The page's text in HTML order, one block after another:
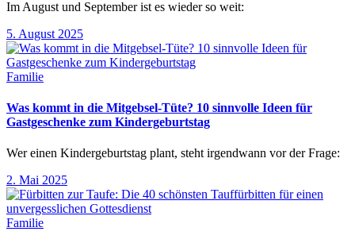
Im August und September ist es wieder so weit:
5. August 2025
Familie
Was kommt in die Mitgebsel-Tüte? 10 sinnvolle Ideen für
Gastgeschenke zum Kindergeburtstag
Wer einen Kindergeburtstag plant, steht irgendwann vor der Frage:
2. Mai 2025
Familie